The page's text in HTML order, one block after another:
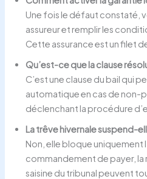
Une fois le défaut constaté,
assureur et remplir les
Cette assurance est un filet
Qu’est-ce que la clause
C’est une clause du bail qui
automatique en cas de non-
déclenchant la procédure
La trêve hivernale suspend-
Non, elle bloque uniquement
commandement de payer, la
saisine du tribunal peuvent